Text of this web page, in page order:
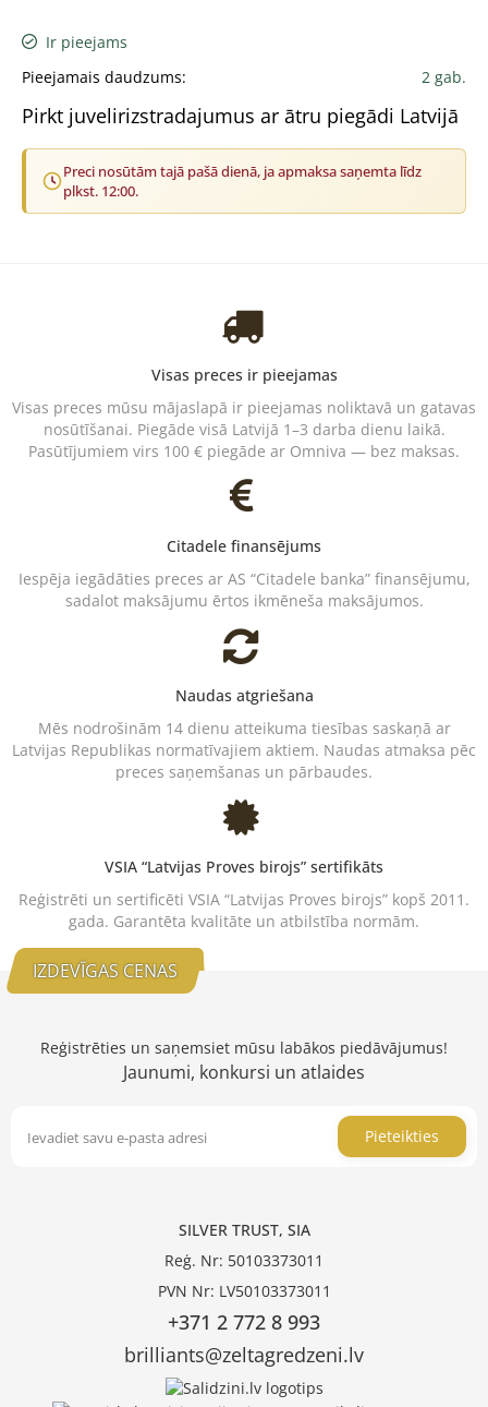
Ir pieejams
Pieejamais daudzums:
2 gab.
Pirkt juvelirizstradajumus ar ātru piegādi Latvijā
Preci nosūtām tajā pašā dienā, ja apmaksa saņemta līdz
plkst. 12:00.
Visas preces ir pieejamas
Visas preces mūsu mājaslapā ir pieejamas noliktavā un gatavas
nosūtīšanai. Piegāde visā Latvijā 1–3 darba dienu laikā.
Pasūtījumiem virs 100 € piegāde ar Omniva — bez maksas.
Citadele finansējums
Iespēja iegādāties preces ar AS “Citadele banka” finansējumu,
sadalot maksājumu ērtos ikmēneša maksājumos.
Naudas atgriešana
Mēs nodrošinām 14 dienu atteikuma tiesības saskaņā ar
Latvijas Republikas normatīvajiem aktiem. Naudas atmaksa pēc
preces saņemšanas un pārbaudes.
VSIA “Latvijas Proves birojs” sertifikāts
Reģistrēti un sertificēti VSIA “Latvijas Proves birojs” kopš 2011.
gada. Garantēta kvalitāte un atbilstība normām.
IZDEVĪGAS CENAS
Reģistrēties un saņemsiet mūsu labākos piedāvājumus!
Jaunumi, konkursi un atlaides
Pieteikties
SILVER TRUST, SIA
Reģ. Nr: 50103373011
PVN Nr: LV50103373011
+371 2 772 8 993
brilliants@zeltagredzeni.lv